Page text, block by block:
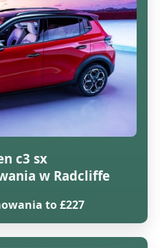
c3 sx
w Radcliffe
to £227